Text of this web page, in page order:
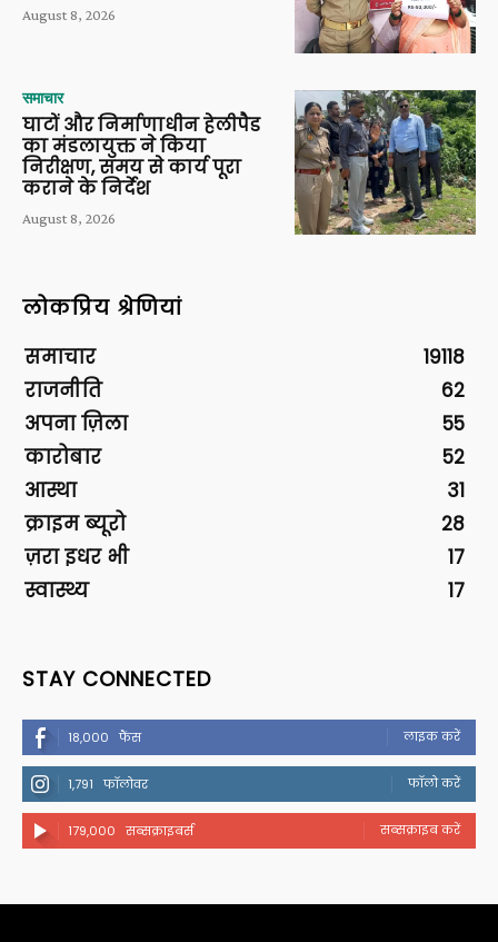
August 8, 2026
समाचार
घाटों और निर्माणाधीन हेलीपैड
का मंडलायुक्त ने किया
निरीक्षण, समय से कार्य पूरा
कराने के निर्देश
August 8, 2026
लोकप्रिय श्रेणियां
समाचार
19118
राजनीति
62
अपना ज़िला
55
कारोबार
52
आस्था
31
क्राइम ब्यूरो
28
ज़रा इधर भी
17
स्वास्थ्य
17
STAY CONNECTED
18,000 फैंस लाइक करें
1,791 फॉलोवर फॉलो करें
179,000 सब्सक्राइबर्स सब्सक्राइब करें